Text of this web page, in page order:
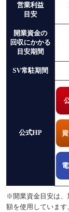
営業利益
目安
開業資金の
回収にかかる
目安期間
SV常駐期間
公式HP
※開業資金目安は、
額を使用しています